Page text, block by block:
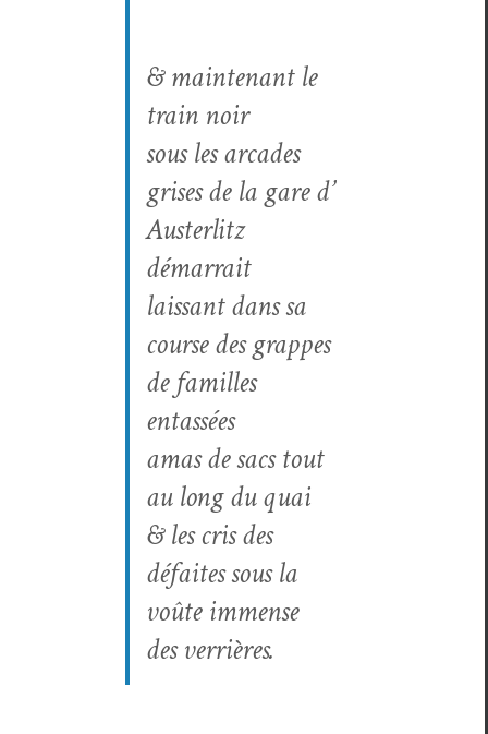
& main­tenant le
train noir
sous les arcades
gris­es de la gare d’
Austerlitz
démar­rait
lais­sant dans sa
course des grappes
de familles
entassées
amas de sacs tout
au long du quai
& les cris des
défaites sous la
voûte immense
des ver­rières.